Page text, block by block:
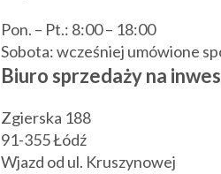
Pon. – Pt.: 8:00 – 18:00
Sobota: wcześniej umówione
Biuro sprzedaży na
Zgierska 188
91-355 Łódź
Wjazd od ul. Kruszynowej